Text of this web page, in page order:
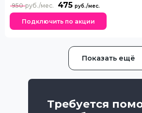
475
950
Подключить по акции
Показать ещё
Требуется